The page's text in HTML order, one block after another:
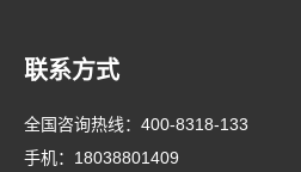
联系方式
全国咨询热线： 400-8318-133
手机： 18038801409